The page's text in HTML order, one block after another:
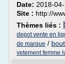
Date: 2018-
Site : http://
Thèmes liés :
depot vente en
de marque /
vetement femme